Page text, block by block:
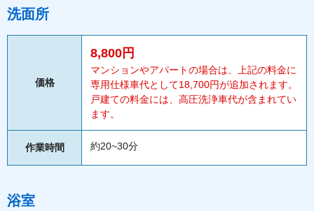
洗面所
価格
8,800円
マンションやアパートの場合は、上記の料金に
専用仕様車代として18,700円が追加されます。
戸建ての料金には、高圧洗浄車代が含まれてい
ます。
作業時間 約20~30分
浴室